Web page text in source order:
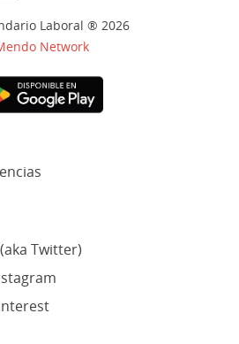
Laboral ® 2026
Network
Twitter)